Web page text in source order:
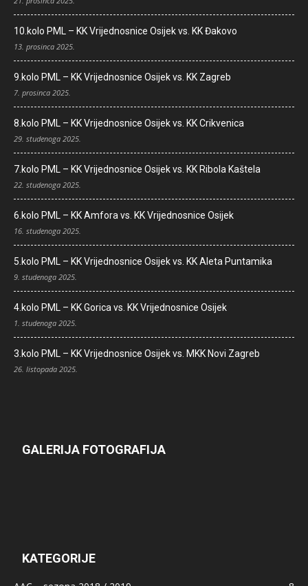
10.kolo PML – KK Vrijednosnice Osijek vs. KK Đakovo
13. prosinca 2025.
9.kolo PML – KK Vrijednosnice Osijek vs. KK Zagreb
7. prosinca 2025.
8.kolo PML – KK Vrijednosnice Osijek vs. KK Crikvenica
29. studenoga 2025.
7.kolo PML – KK Vrijednosnice Osijek vs. KK Ribola Kaštela
22. studenoga 2025.
6.kolo PML – KK Amfora vs. KK Vrijednosnice Osijek
16. studenoga 2025.
5.kolo PML – KK Vrijednosnice Osijek vs. KK Aleta Puntamika
9. studenoga 2025.
4.kolo PML – KK Gorica vs. KK Vrijednosnice Osijek
1. studenoga 2025.
3.kolo PML – KK Vrijednosnice Osijek vs. MKK Novi Zagreb
26. listopada 2025.
GALERIJA FOTOGRAFIJA
KATEGORIJE